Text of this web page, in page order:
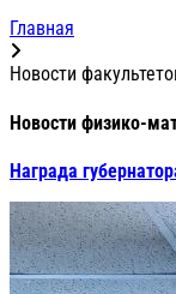
Главная
Новости
Новости физико-
Награда